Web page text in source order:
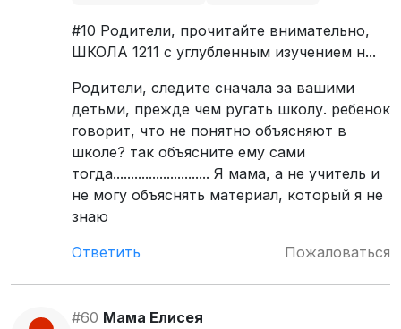
#10 Родители, прочитайте внимательно,
ШКОЛА 1211 с углубленным изучением н...
Родители, следите сначала за вашими
детьми, прежде чем ругать школу. ребенок
говорит, что не понятно объясняют в
школе? так объясните ему сами
тогда........................... Я мама, а не учитель и
не могу объяснять материал, который я не
знаю
Ответить
Пожаловаться
#60 Мама Елисея